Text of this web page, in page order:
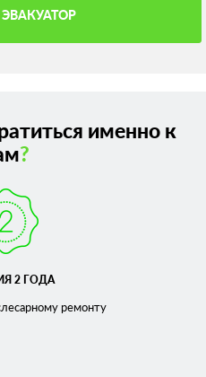
именно к
?
2 ГОДА
ремонту